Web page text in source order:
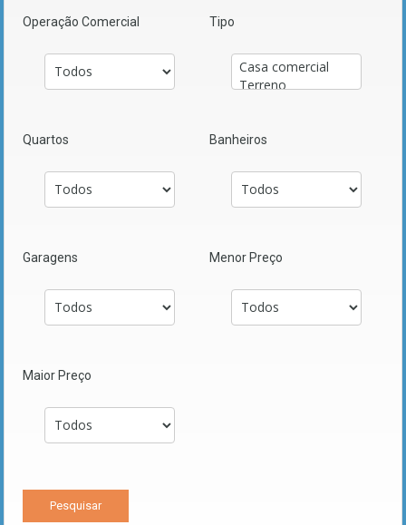
Operação Comercial Tipo
Quartos Banheiros
Garagens Menor Preço
Maior Preço